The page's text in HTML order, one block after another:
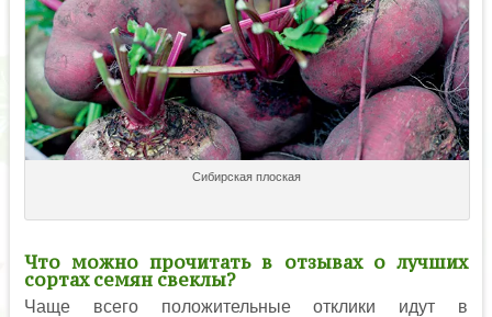
Сибирская плоская
Что можно прочитать в отзывах о лучших
сортах семян свеклы?
Чаще всего положительные отклики идут в